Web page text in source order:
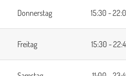
Donnerstag 15:30 -
Freitag 15:30 -